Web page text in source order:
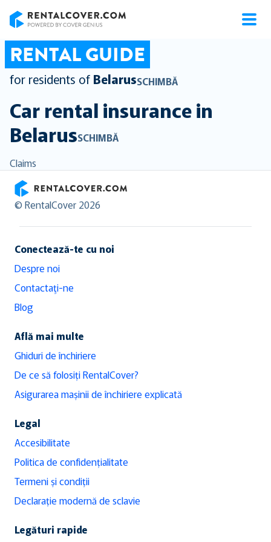
RENTAL GUIDE
for residents of BelarusSCHIMBĂ
Car rental insurance in
BelarusSCHIMBĂ
Claims
RentalCover
© RentalCover 2026
Conectează-te cu noi
Despre noi
Contactaţi-ne
Blog
Află mai multe
Ghiduri de închiriere
De ce să folosiți RentalCover?
Asigurarea mașinii de închiriere explicată
Legal
Accesibilitate
Politica de confidențialitate
Termeni și condiții
Declarație modernă de sclavie
Legături rapide